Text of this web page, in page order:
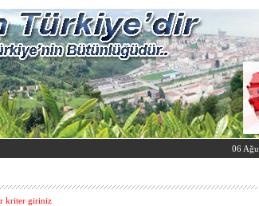
06
kriter giriniz